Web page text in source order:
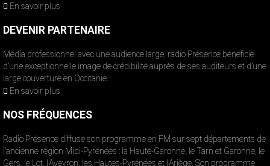
En savoir plus
DEVENIR PARTENAIRE
Média professionnel avec une audience large, radio Présence bénéficie
d’une exceptionnelle image de crédibilité auprès de ses auditeurs et d’une
large couverture en Occitanie.
En savoir plus
NOS FRÉQUENCES
Radio Présence diffuse son programme en FM sur sept départements de
l’ancienne région Midi-Pyrénées : la Haute-Garonne, le Tarn et Garonne, le
Gers, le Lot, l’Aveyron, les Hautes-Pyrénées et l’Ariège. Son programme